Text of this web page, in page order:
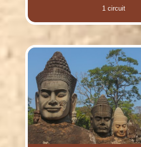
(i)
(i)
(i)
(i)
1 circuit